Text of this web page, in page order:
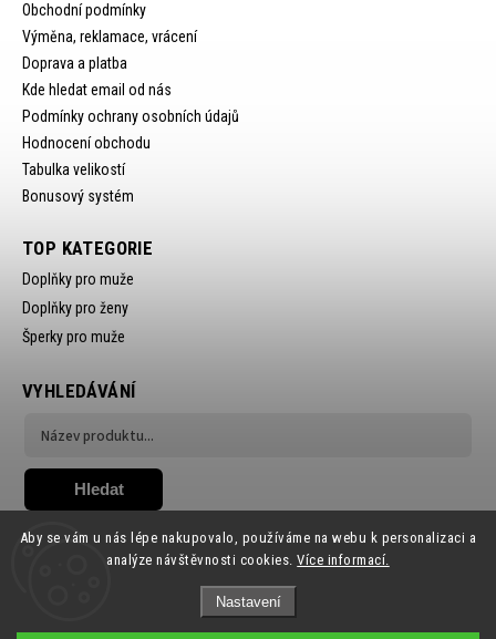
Aby se vám u nás lépe nakupovalo, používáme na webu k personalizaci a
analýze návštěvnosti cookies.Více informací.
Nastavení
Obchodní podmínky
Výměna, reklamace, vrácení
Doprava a platba
Kde hledat email od nás
Podmínky ochrany osobních údajů
Hodnocení obchodu
Tabulka velikostí
Bonusový systém
TOP KATEGORIE
Doplňky pro muže
Doplňky pro ženy
Šperky pro muže
VYHLEDÁVÁNÍ
Hledat